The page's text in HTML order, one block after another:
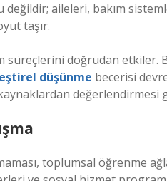
değildir; aileleri, bakım
taşır.
süreçlerini doğrudan etkiler.
düşünme becerisi
değerlendirmesi
toplumsal öğrenme